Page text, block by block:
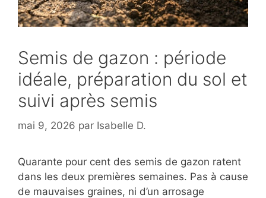
Semis de gazon : période
idéale, préparation du sol et
suivi après semis
mai 9, 2026 par Isabelle D.
Quarante pour cent des semis de gazon ratent
dans les deux premières semaines. Pas à cause
de mauvaises graines, ni d’un arrosage